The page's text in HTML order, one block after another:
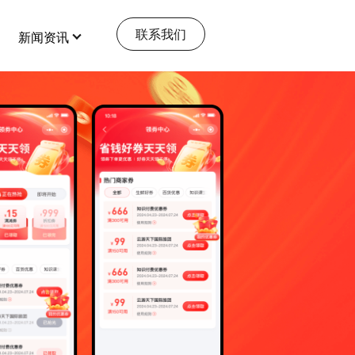
多商户
打造多元化电商平台
本地生活服务
到家、到店、预约、餐饮、核销
同城配送
部 > 特色功能
店铺装修
百度小程序
抖音小程序
新闻资讯
查看更多
联系我们